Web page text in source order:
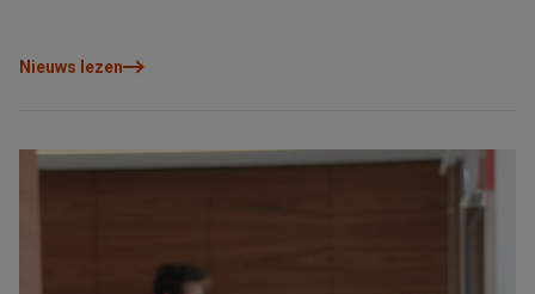
meest hoogstaande afwerkingen. Ze zijn speciaal ontworpen om
Nieuws lezen